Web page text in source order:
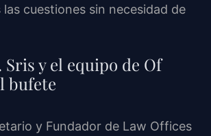
cuestiones sin necesidad de
Sris y el equipo de Of
bufete
y Fundador de Law Offices